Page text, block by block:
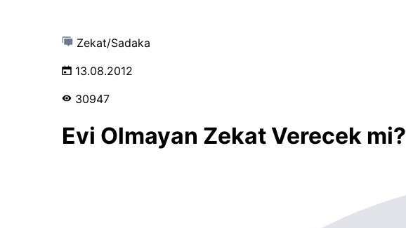
Zekat/Sadaka
13.08.2012
30947
Evi Olmayan Zekat Verecek mi?